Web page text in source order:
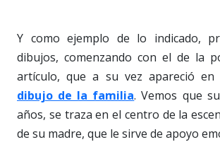
Y como ejemplo de lo indicado,
dibujos, comenzando con el de la
artículo, que a su vez apareció
dibujo de la familia. Vemos que
años, se traza en el centro de la
de su madre, que le sirve de apoyo